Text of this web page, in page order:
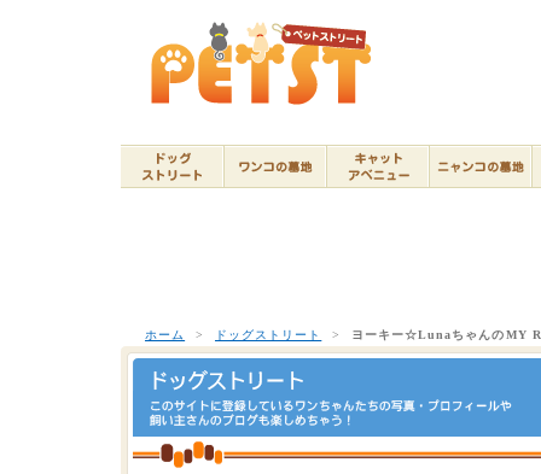
ホーム > ドッグストリート > ヨーキー☆LunaちゃんのMY